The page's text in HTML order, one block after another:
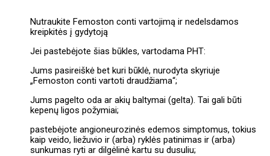
Nutraukite Femoston conti vartojimą ir nedelsdamos
kreipkitės į gydytoją
Jei pastebėjote šias būkles, vartodama PHT:
Jums pasireiškė bet kuri būklė, nurodyta skyriuje
„Femoston conti vartoti draudžiama“;
Jums pagelto oda ar akių baltymai (gelta). Tai gali būti
kepenų ligos požymiai;
pastebėjote angioneurozinės edemos simptomus, tokius
kaip veido, liežuvio ir (arba) ryklės patinimas ir (arba)
sunkumas ryti ar dilgėlinė kartu su dusuliu;